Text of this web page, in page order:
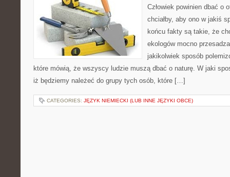
Człowiek powinien dbać o
chciałby, aby ono w jakiś
końcu fakty są takie, że
ekologów mocno
jakikolwiek sposób
które mówią, że wszyscy ludzie muszą dbać o naturę. W jaki
iż będziemy należeć do grupy tych osób, które […]
CATEGORIES: JĘZYK NIEMIECKI (LUB INNE JĘZYKI OBCE)